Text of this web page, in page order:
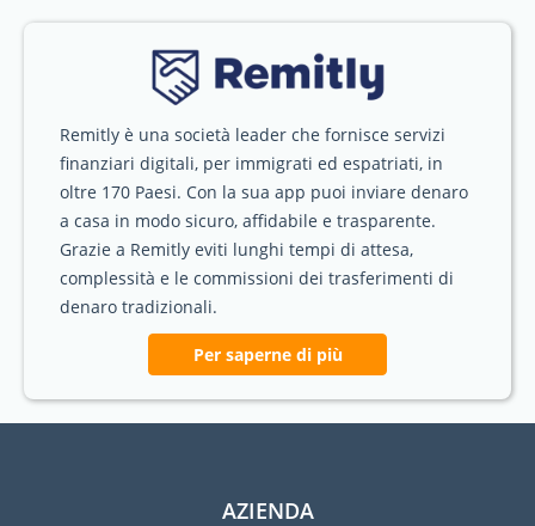
Remitly è una società leader che fornisce servizi
finanziari digitali, per immigrati ed espatriati, in
oltre 170 Paesi. Con la sua app puoi inviare denaro
a casa in modo sicuro, affidabile e trasparente.
Grazie a Remitly eviti lunghi tempi di attesa,
complessità e le commissioni dei trasferimenti di
denaro tradizionali.
Per saperne di più
AZIENDA